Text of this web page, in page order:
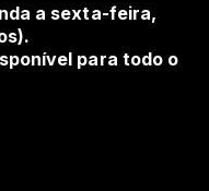
a sexta-feira,
para todo o